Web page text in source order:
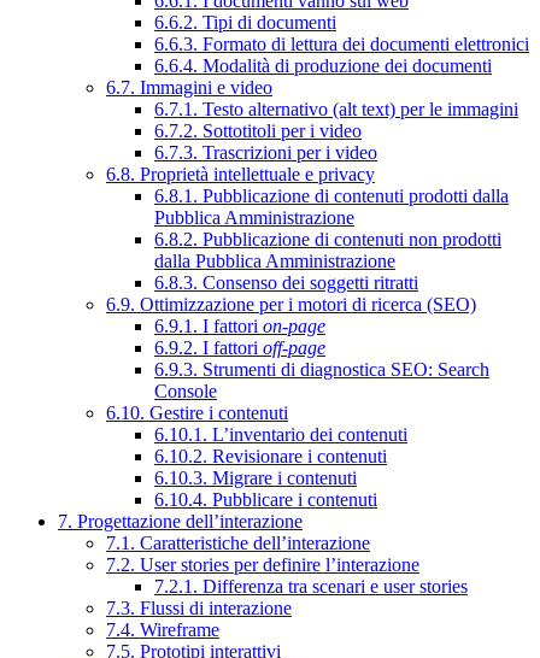
6.6.2. Tipi di documenti
6.6.3. Formato di lettura dei documenti elettronici
6.6.4. Modalità di produzione dei documenti
6.7. Immagini e video
6.7.1. Testo alternativo (alt text) per le immagini
6.7.2. Sottotitoli per i video
6.7.3. Trascrizioni per i video
6.8. Proprietà intellettuale e privacy
6.8.1. Pubblicazione di contenuti prodotti dalla
Pubblica Amministrazione
6.8.2. Pubblicazione di contenuti non prodotti
dalla Pubblica Amministrazione
6.8.3. Consenso dei soggetti ritratti
6.9. Ottimizzazione per i motori di ricerca (SEO)
6.9.1. I fattori on-page
6.9.2. I fattori off-page
6.9.3. Strumenti di diagnostica SEO: Search
Console
6.10. Gestire i contenuti
6.10.1. L’inventario dei contenuti
6.10.2. Revisionare i contenuti
6.10.3. Migrare i contenuti
6.10.4. Pubblicare i contenuti
7. Progettazione dell’interazione
7.1. Caratteristiche dell’interazione
7.2. User stories per definire l’interazione
7.2.1. Differenza tra scenari e user stories
7.3. Flussi di interazione
7.4. Wireframe
7.5. Prototipi interattivi